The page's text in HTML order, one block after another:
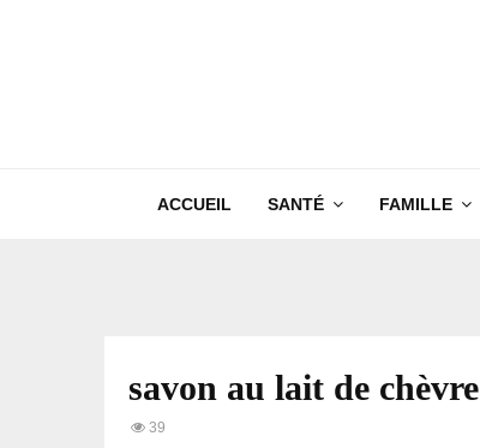
ACCUEIL SANTÉ FAMILLE
savon au lait de chèvre
39